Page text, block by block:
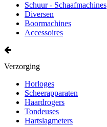
Schuur - Schaafmachines
Diversen
Boormachines
Accessoires
Verzorging
Horloges
Scheerapparaten
Haardrogers
Tondeuses
Hartslagmeters